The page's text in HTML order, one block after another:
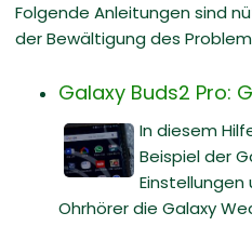
Folgende Anleitungen sind
der Bewältigung des
Galaxy Buds2 Pro:
In diesem
Beispiel der
Einstellungen
Ohrhörer die Galaxy